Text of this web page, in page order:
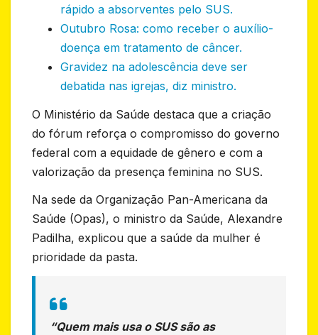
rápido a absorventes pelo SUS.
Outubro Rosa: como receber o auxílio-
doença em tratamento de câncer.
Gravidez na adolescência deve ser
debatida nas igrejas, diz ministro.
O Ministério da Saúde destaca que a criação
do fórum reforça o compromisso do governo
federal com a equidade de gênero e com a
valorização da presença feminina no SUS.
Na sede da Organização Pan-Americana da
Saúde (Opas), o ministro da Saúde, Alexandre
Padilha, explicou que a saúde da mulher é
prioridade da pasta.
“Quem mais usa o SUS são as